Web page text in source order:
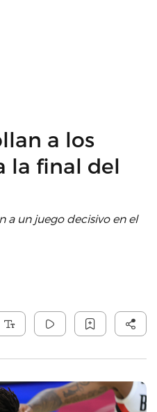
a los
la final del
a un juego decisivo en el